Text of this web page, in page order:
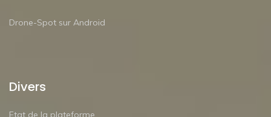
Drone-Spot sur Android
Divers
Etat de la plateforme